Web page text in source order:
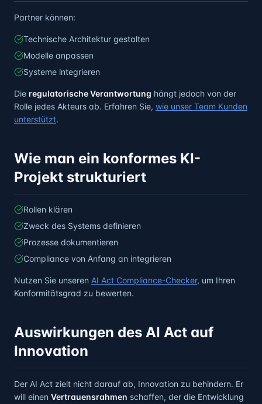
Partner können:
Technische Architektur gestalten
Modelle anpassen
Systeme integrieren
Die regulatorische Verantwortung hängt jedoch von der
Rolle jedes Akteurs ab. Erfahren Sie, wie unser Team Kunden
unterstützt.
Wie man ein konformes KI-
Projekt strukturiert
Rollen klären
Zweck des Systems definieren
Prozesse dokumentieren
Compliance von Anfang an integrieren
Nutzen Sie unseren AI Act Compliance-Checker, um Ihren
Konformitätsgrad zu bewerten.
Auswirkungen des AI Act auf
Innovation
Der AI Act zielt nicht darauf ab, Innovation zu behindern. Er
will einen Vertrauensrahmen schaffen, der die Entwicklung